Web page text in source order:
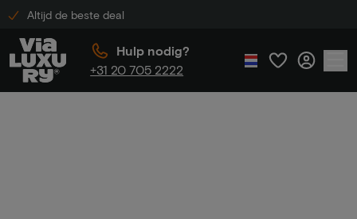
Altijd de beste deal
Hulp nodig?
+31 20 705 2222